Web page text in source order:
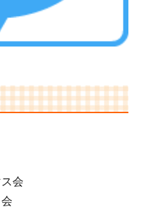
会